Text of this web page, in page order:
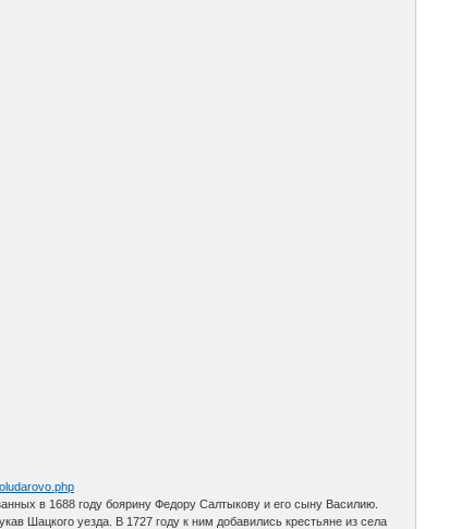
в 1688 году боярину Федору Салтыкову и его сыну Василию.
Шацкого уезда. В 1727 году к ним добавились крестьяне из села